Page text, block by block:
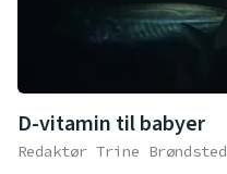
D-vitamin til babyer
Redaktør Trine Brøndsted